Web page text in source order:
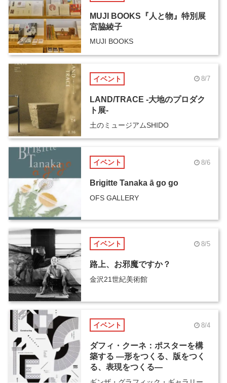
MUJI BOOKS『人と物』特別展
宮脇綾子
MUJI BOOKS
イベント 8/7
LAND/TRACE -大地のプロダク
ト展-
土のミュージアムSHIDO
イベント 8/6
Brigitte Tanaka ā go go
OFS GALLERY
イベント 8/5
路上、お邪魔ですか？
金沢21世紀美術館
イベント 8/4
ダフィ・クーネ：ポスターを構
築する ―形をつくる、版をつく
る、表現をつくる―